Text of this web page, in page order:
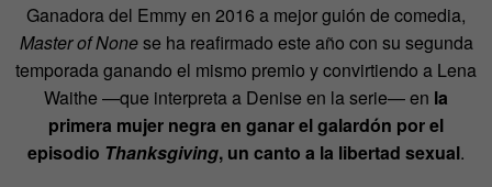
Ganadora del Emmy en 2016 a mejor guión de comedia,
Master of Nonese ha reafirmado este año con su segunda
temporada ganando el mismo premio y convirtiendo a Lena
Waithe —que interpreta a Denise en la serie— en la
primera mujer negra en ganar el galardón por el
episodio Thanksgiving, un canto a la libertad sexual.